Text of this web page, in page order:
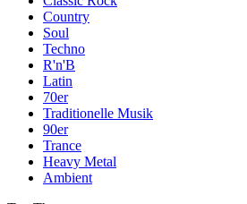
Country
Soul
Techno
R'n'B
Latin
70er
Traditionelle Musik
90er
Trance
Heavy Metal
Ambient